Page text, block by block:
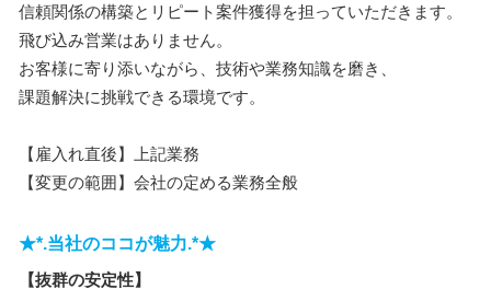
信頼関係の構築とリピート案件獲得を担っていただきます。
飛び込み営業はありません。
お客様に寄り添いながら、技術や業務知識を磨き、
課題解決に挑戦できる環境です。
【雇入れ直後】上記業務
【変更の範囲】会社の定める業務全般
★*.当社のココが魅力.*★
【抜群の安定性】